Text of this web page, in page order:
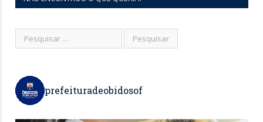
prefeituradeobidosof